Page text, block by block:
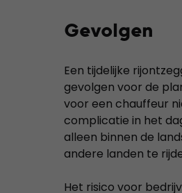
Gevolgen
Een tijdelijke
gevolgen voor de
voor een chauffeur
complicatie in het
alleen binnen de
andere landen te
Het risico voor